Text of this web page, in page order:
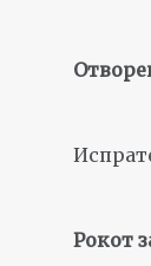
Рокот